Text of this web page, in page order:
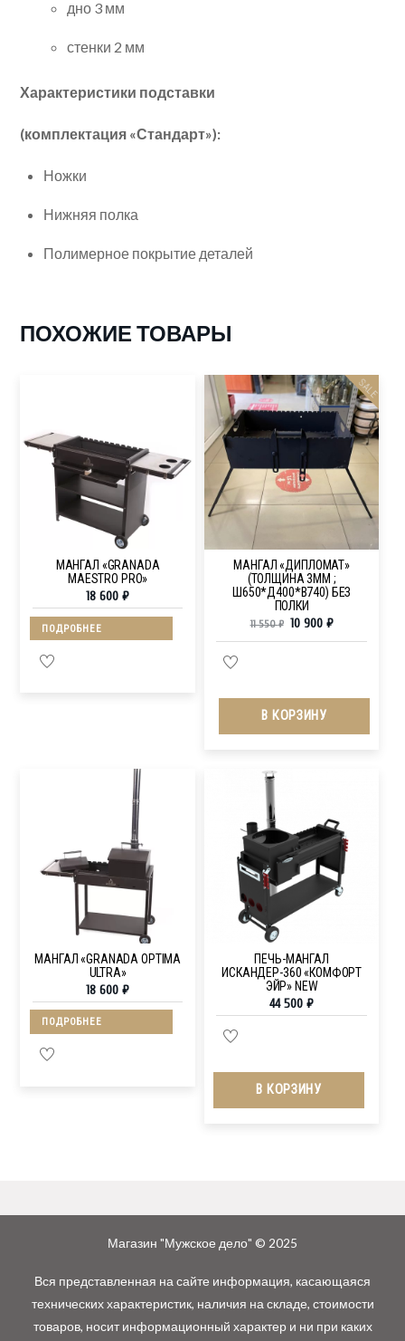
дно 3 мм
стенки 2 мм
Характеристики подставки
(комплектация «Стандарт»):
Ножки
Нижняя полка
Полимерное покрытие деталей
ПОХОЖИЕ ТОВАРЫ
МАНГАЛ «GRANADA
MAESTRO PRO»
18 600₽
ПОДРОБНЕЕ
SALE
МАНГАЛ «ДИПЛОМАТ»
(ТОЛЩИНА 3ММ ;
Ш650*Д400*В740) БЕЗ
ПОЛКИ
11 550₽ 10 900 ₽
В КОРЗИНУ
МАНГАЛ «GRANADA OPTIMA
ULTRA»
18 600₽
ПОДРОБНЕЕ
ПЕЧЬ-МАНГАЛ
ИСКАНДЕР-360 «КОМФОРТ
ЭЙР» NEW
44 500₽
В КОРЗИНУ
Магазин "Мужское дело" © 2025
Вся представленная на сайте информация, касающаяся
технических характеристик, наличия на складе, стоимости
товаров, носит информационный характер и ни при каких